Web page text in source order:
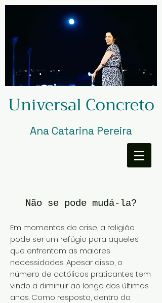
Universal Concreto
Ana Catarina Pereira
Não se pode mudá-la?​
Em momentos de crise, a religião
pode ser um refúgio para aqueles
que enfrentam as maiores
necessidades. Apesar disso, o
número de católicos praticantes tem
vindo a diminuir ao longo dos últimos
anos. Como resposta, dentro da